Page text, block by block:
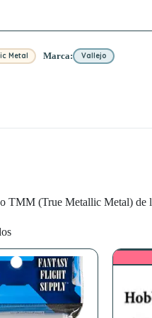
Metal Marca: Vallejo
TMM (True Metallic Metal) de